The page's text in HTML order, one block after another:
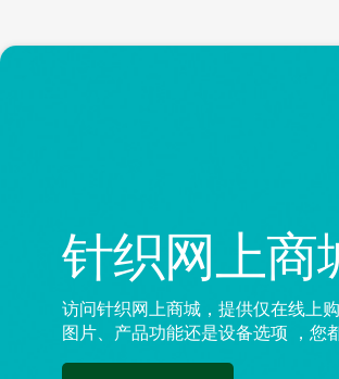
针织网上商
访问针织网上商城，提供仅在线上
图片、产品功能还是设备选项 ，您